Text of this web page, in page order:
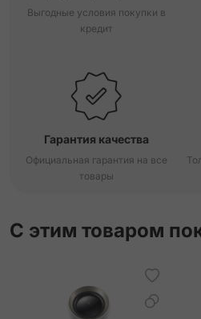
Выгодные условия покупки в
кредит
Гарантия качества
Официальная гарантия на все
товары
С этим товаром